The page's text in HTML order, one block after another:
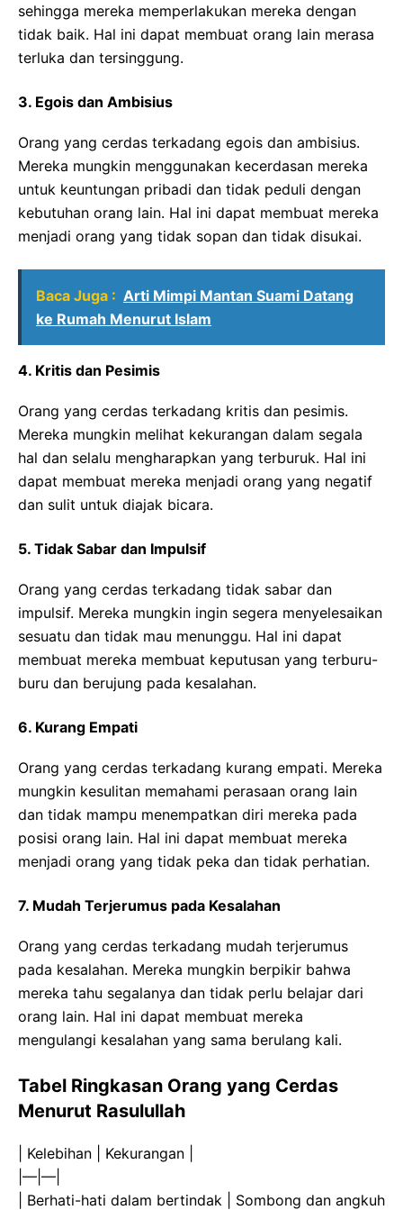
sehingga mereka memperlakukan mereka dengan
tidak baik. Hal ini dapat membuat orang lain merasa
terluka dan tersinggung.
3. Egois dan Ambisius
Orang yang cerdas terkadang egois dan ambisius.
Mereka mungkin menggunakan kecerdasan mereka
untuk keuntungan pribadi dan tidak peduli dengan
kebutuhan orang lain. Hal ini dapat membuat mereka
menjadi orang yang tidak sopan dan tidak disukai.
Baca Juga : Arti Mimpi Mantan Suami Datang
ke Rumah Menurut Islam
4. Kritis dan Pesimis
Orang yang cerdas terkadang kritis dan pesimis.
Mereka mungkin melihat kekurangan dalam segala
hal dan selalu mengharapkan yang terburuk. Hal ini
dapat membuat mereka menjadi orang yang negatif
dan sulit untuk diajak bicara.
5. Tidak Sabar dan Impulsif
Orang yang cerdas terkadang tidak sabar dan
impulsif. Mereka mungkin ingin segera menyelesaikan
sesuatu dan tidak mau menunggu. Hal ini dapat
membuat mereka membuat keputusan yang terburu-
buru dan berujung pada kesalahan.
6. Kurang Empati
Orang yang cerdas terkadang kurang empati. Mereka
mungkin kesulitan memahami perasaan orang lain
dan tidak mampu menempatkan diri mereka pada
posisi orang lain. Hal ini dapat membuat mereka
menjadi orang yang tidak peka dan tidak perhatian.
7. Mudah Terjerumus pada Kesalahan
Orang yang cerdas terkadang mudah terjerumus
pada kesalahan. Mereka mungkin berpikir bahwa
mereka tahu segalanya dan tidak perlu belajar dari
orang lain. Hal ini dapat membuat mereka
mengulangi kesalahan yang sama berulang kali.
Tabel Ringkasan Orang yang Cerdas
Menurut Rasulullah
| Kelebihan | Kekurangan |
|—|—|
| Berhati-hati dalam bertindak | Sombong dan angkuh